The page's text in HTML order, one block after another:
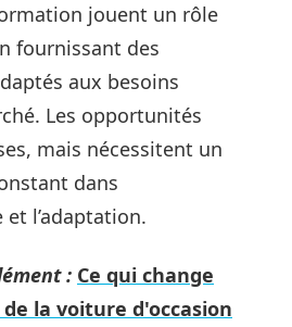
jouent un rôle
fournissant des
aux besoins
Les opportunités
mais nécessitent un
dans
et l’adaptation.
: Ce qui change
la voiture d'occasion